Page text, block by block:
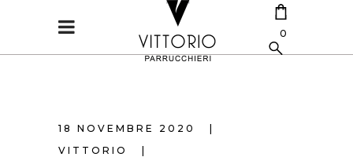
0
18 NOVEMBRE 2020
VITTORIO